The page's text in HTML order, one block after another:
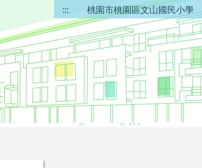
::: 桃園市桃園區文山國民小學